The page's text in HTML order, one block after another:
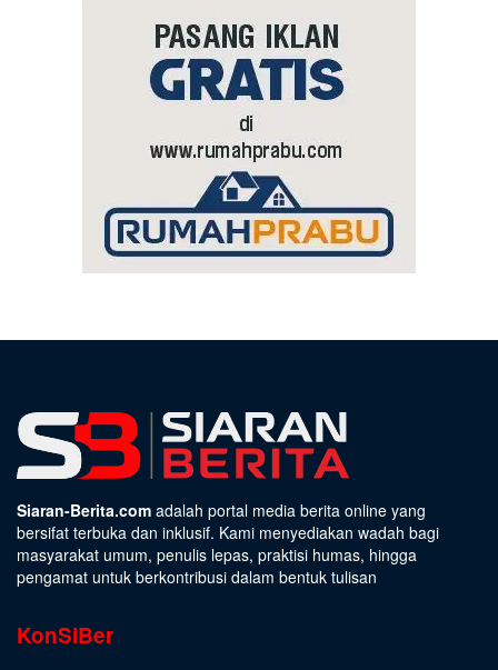
Siaran-Berita.com adalah portal media berita online yang
bersifat terbuka dan inklusif. Kami menyediakan wadah bagi
masyarakat umum, penulis lepas, praktisi humas, hingga
pengamat untuk berkontribusi dalam bentuk tulisan
KonSiBer